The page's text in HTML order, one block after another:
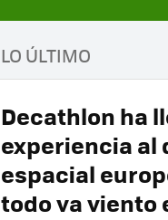
LO ÚLTIMO
Decathlon ha
experiencia al
espacial
todo va viento